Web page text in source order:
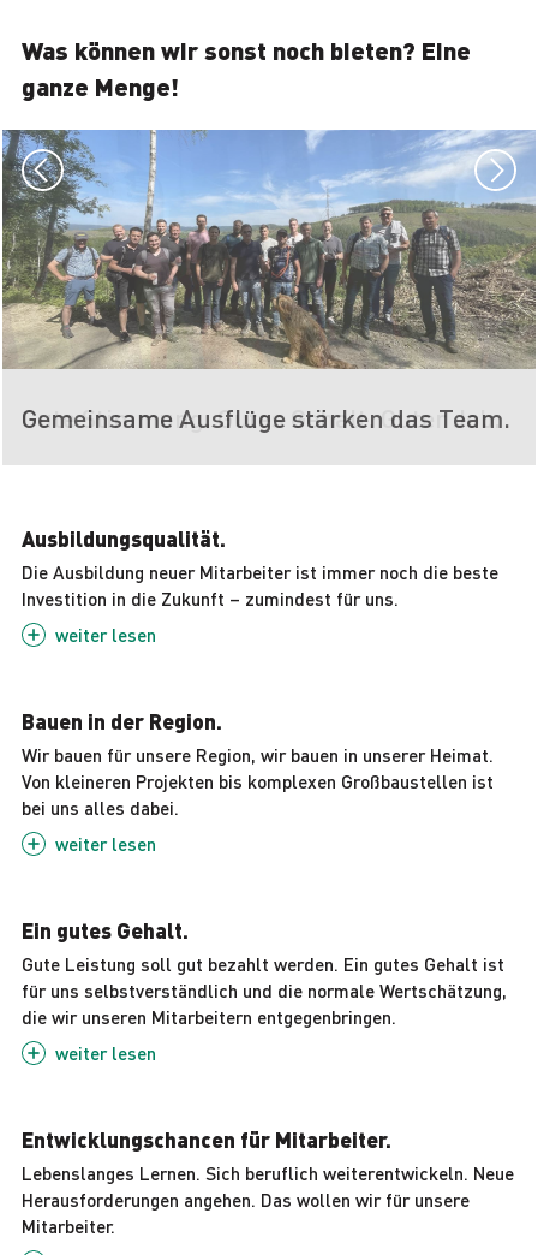
Was können wir sonst noch bieten? Eine
ganze Menge!
Gute Stimmung. Gutes Gehalt. Guter Job.
Gemeinsame Ausflüge stärken das Team.
Ausbildungsqualität.
Die Ausbildung neuer Mitarbeiter ist immer noch die beste
Investition in die Zukunft – zumindest für uns.
weiterlesen
Bauen in der Region.
Wir bauen für unsere Region, wir bauen in unserer Heimat.
Von kleineren Projekten bis komplexen Großbaustellen ist
bei uns alles dabei.
weiterlesen
Ein gutes Gehalt.
Gute Leistung soll gut bezahlt werden. Ein gutes Gehalt ist
für uns selbstverständlich und die normale Wertschätzung,
die wir unseren Mitarbeitern entgegenbringen.
weiterlesen
Entwicklungschancen für Mitarbeiter.
Lebenslanges Lernen. Sich beruflich weiterentwickeln. Neue
Herausforderungen angehen. Das wollen wir für unsere
Mitarbeiter.